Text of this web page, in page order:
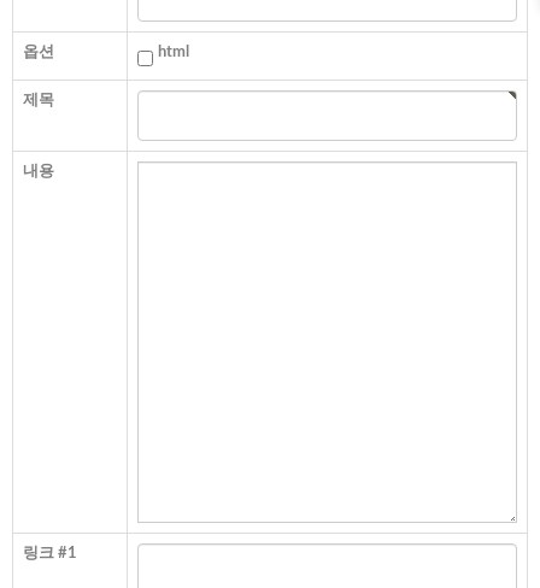
옵션 html
제목
내용
링크 #1